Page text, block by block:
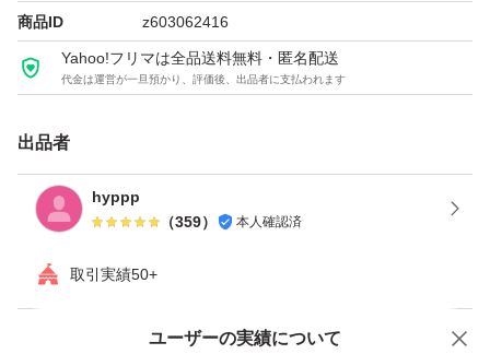
商品ID z603062416
Yahoo!フリマは全品送料無料・匿名配送
代金は運営が一旦預かり、評価後、出品者に支払われます
出品者
hyppp
（359） 本人確認済
取引実績50+
ユーザーの実績について
価格の相談 商品への質問